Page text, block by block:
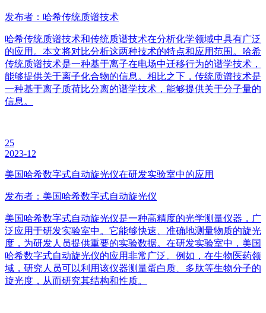
发布者：哈希传统质谱技术
哈希传统质谱技术和传统质谱技术在分析化学领域中具有广泛
的应用。本文将对比分析这两种技术的特点和应用范围。哈希
传统质谱技术是一种基于离子在电场中迁移行为的谱学技术，
能够提供关于离子化合物的信息。相比之下，传统质谱技术是
一种基于离子质荷比分离的谱学技术，能够提供关于分子量的
信息。
25
2023-12
美国哈希数字式自动旋光仪在研发实验室中的应用
发布者：美国哈希数字式自动旋光仪
美国哈希数字式自动旋光仪是一种高精度的光学测量仪器，广
泛应用于研发实验室中。它能够快速、准确地测量物质的旋光
度，为研发人员提供重要的实验数据。在研发实验室中，美国
哈希数字式自动旋光仪的应用非常广泛。例如，在生物医药领
域，研究人员可以利用该仪器测量蛋白质、多肽等生物分子的
旋光度，从而研究其结构和性质。